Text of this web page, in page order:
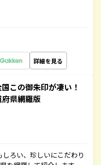
詳細を見る
この御朱印が凄い！
県網羅版
しろい、珍しいにこだわり